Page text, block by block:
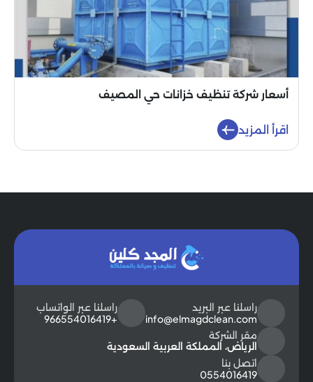
أسعار شركة تنظيف خزانات حي المصيف
اقرأ المزيد
راسلنا عبر البريد
info@elmagdclean.com
راسلنا عبر الواتساب
+966554016419
مقر الشركة
الرياض، المملكة العربية السعودية
اتصل بنا
0554016419